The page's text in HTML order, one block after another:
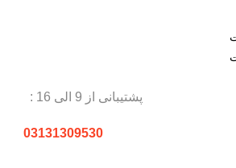
پشتیبانی از 9 الی 16 :
03131309530